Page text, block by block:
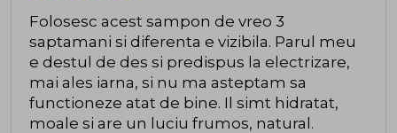
Folosesc acest sampon de vreo 3
saptamani si diferenta e vizibila. Parul meu
e destul de des si predispus la electrizare,
mai ales iarna, si nu ma asteptam sa
functioneze atat de bine. Il simt hidratat,
moale si are un luciu frumos, natural.